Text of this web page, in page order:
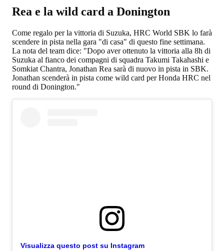
Rea e la wild card a Donington
Come regalo per la vittoria di Suzuka, HRC World SBK lo farà
scendere in pista nella gara "di casa" di questo fine settimana.
La nota del team dice: "Dopo aver ottenuto la vittoria alla 8h di
Suzuka al fianco dei compagni di squadra Takumi Takahashi e
Somkiat Chantra, Jonathan Rea sarà di nuovo in pista in SBK.
Jonathan scenderà in pista come wild card per Honda HRC nel
round di Donington."
Visualizza questo post su Instagram